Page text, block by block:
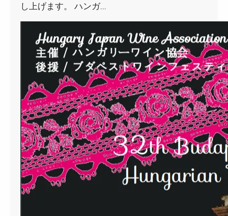
し上げます。 ハンガ…